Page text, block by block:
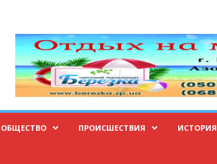
ОБЩЕСТВО ПРОИСШЕСТВИЯ ИСТОРИЯ